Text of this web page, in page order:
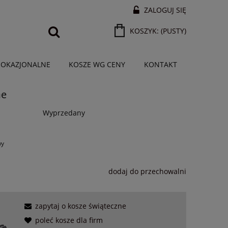
ZALOGUJ SIĘ
KOSZYK: (PUSTY)
KOSZE WG CENY
KONTAKT
Wyprzedany
dodaj do przechowalni
zapytaj o kosze świąteczne
poleć kosze dla firm